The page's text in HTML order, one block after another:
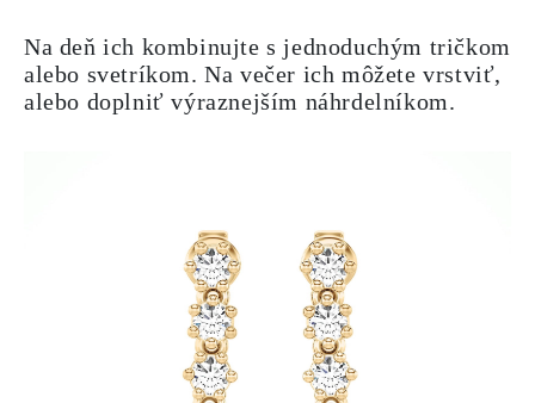
Na deň ich kombinujte s jednoduchým tričkom
alebo svetríkom. Na večer ich môžete vrstviť,
alebo doplniť výraznejším náhrdelníkom.